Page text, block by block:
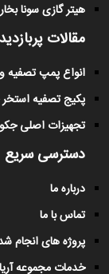
هیتر گازی سونا بخار
مقالات پربازدید
انواع پمپ تصفیه
پکیج تصفیه
تجهیزات اصلی
دسترسی سریع
درباره ما
تماس با ما
پروژه های انجام
خدمات مجموعه